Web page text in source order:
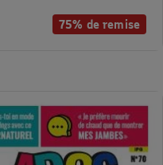
75% de remise